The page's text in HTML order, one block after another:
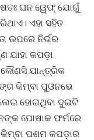
ଘନ ୱେଫ୍ ଯୋଗୁଁ
ଏହା ସହିତ
ଉପରେ ନିର୍ଭର
ଯାହା କପଡ଼ା
କୌଣସି ଯାନ୍ତ୍ରିକ
କିମ୍ବା ପୁଓନଭେ
ହୋଇଥିବା ଦୁଇଟି
ପୋଷାକ ଫର୍ମରେ
ପଶମ କପଡ଼ାର